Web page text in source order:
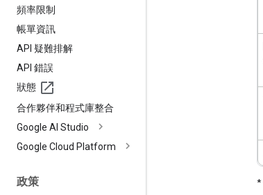
頻率限制
帳單資訊
API 疑難排解
API 錯誤
狀態
合作夥伴和程式庫整合
Google AI Studio
Google Cloud Platform
政策 *